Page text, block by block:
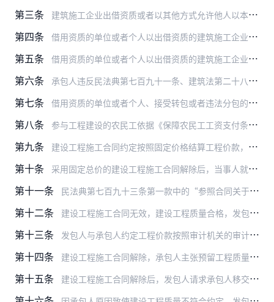
第三条 建筑施工企业出借资质或者以其他方式允许他人以本企业名义承揽工程，人民法院应当认定出借资质、允许使用本企业名义的合同无效。建筑施工企业主张约定的资质借用费、使用费…
第四条 借用资质的单位或者个人以出借资质的建筑施工企业名义与发包人订立建设工程施工合同，发包人订立合同时不知道且不应当知道资质借用情形，借用资质的单位或者个人以该合同直…
第五条 借用资质的单位或者个人以出借资质的建筑施工企业名义购买建筑材料、建筑构配件和设备，租赁设备等，相对人请求该建筑施工企业承担民事责任，符合民法典第一百七十二条关于…
第六条 承包人违反民法典第七百九十一条、建筑法第二十八条、第二十九条等有关禁止转包或者违法分包的规定，将其承包的工程转包或者违法分包，接受转包或者违法分包的单位或者个人…
第七条 借用资质的单位或者个人、接受转包或者违法分包的单位或者个人依据民法典第五百三十五条关于代位权的规定，以出借资质的建筑施工企业、转包人或者违法分包人怠于行使到期债…
第八条 参与工程建设的农民工依据《保障农民工工资支付条例》第二十九条、第三十条、第三十六条、第三十七条关于保障农民工工资支付的规定，请求建设单位和施工总承包单位、分包单…
第九条 建设工程施工合同约定按照固定价格结算工程价款，当事人以约定的建设工期内人工费、主要建筑材料价格发生重大变化为由请求调整工程价款的，人民法院不予支持，但是当事人另…
第十条 采用固定总价的建设工程施工合同解除后，当事人就质量合格的已施工部分工程价款没有约定且不能协商一致的，人民法院可以参照合同订立时建设工程所在地建设行政主管部门发布…
第十一条 民法典第七百九十三条第一款中的“参照合同关于工程价款的约定”，包括参照建设工程施工合同约定的工程价款金额、计价方式、支付时间、调整方法和结算方法等相关内容。
第十二条 建设工程施工合同无效，建设工程质量合格，发包人和承包人就折价补偿款达成协议，一方当事人主张按照该协议确定双方权利义务的，人民法院依法予以支持。
第十三条 发包人与承包人约定工程价款按照审计机关的审计结果或者财政评审机构的评审结论确定，但是审计结果或者评审结论非因承包人原因未在合理期限内出具，或者承包人有证据证明审…
第十四条 建设工程施工合同解除，承包人主张预留工程质量保证金以其应得工程价款为基数计算的，人民法院应予支持。工程质量保证金返还期限从承包人退场之日起算；施工合同在承包人退…
第十五条 建设工程施工合同解除后，发包人请求承包人移交施工现场、施工资料等的，人民法院依法予以支持。